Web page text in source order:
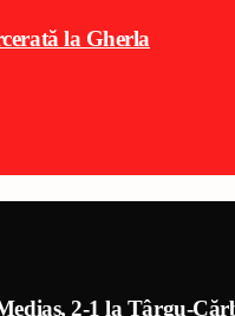
la Gherla
2-1 la Târgu-